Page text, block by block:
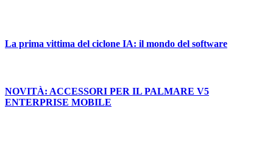
La prima vittima del ciclone IA: il mondo del software
NOVITÀ: ACCESSORI PER IL PALMARE V5
ENTERPRISE MOBILE